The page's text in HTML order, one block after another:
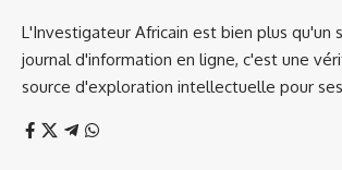
L'Investigateur Africain est bien plus qu'un
journal d'information en ligne, c'est une
source d'exploration intellectuelle pour